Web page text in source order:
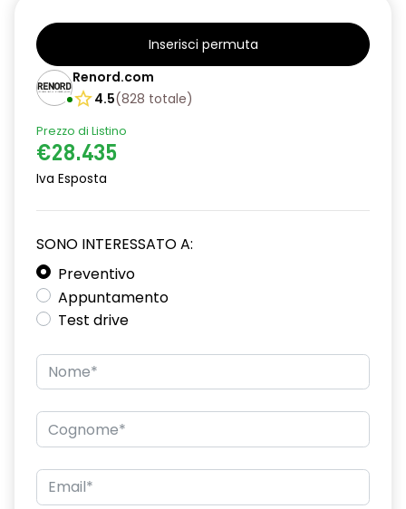
Inserisci permuta
Renord.com
4.5(828 totale)
Prezzo di Listino
€28.435
Iva Esposta
SONO INTERESSATO A:
Preventivo
Appuntamento
Test drive